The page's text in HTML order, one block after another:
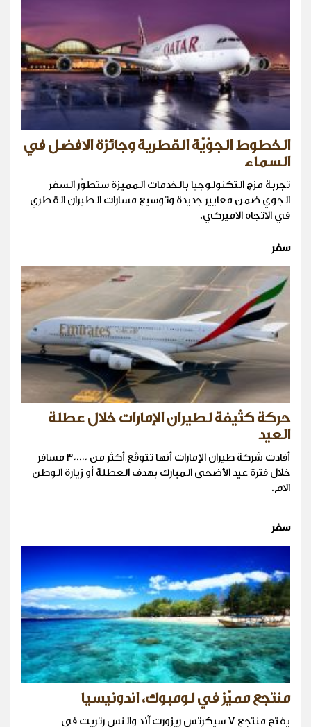
الخطوط الجوّيّة القطرية وجائزة الافضل في
السماء
تجربة مزج التكنولوجيا بالخدمات المميزة ستطوِّر السفر
الجوي ضمن معايير جديدة وتوسيع مسارات الطيران القطري
في الاتجاه الاميركي.
سفر
حركة كثيفة لطيران الإمارات خلال عطلة
العيد
أفادت شركة طيران الإمارات أنها تتوقّع أكثر من ٣٠٠٠٠٠ مسافر
خلال فترة عيد الأضحى المبارك بهدف العطلة أو زيارة الوطن
الام.
سفر
منتجع مميّز في لومبوك، اندونيسيا
يفتح منتجع ٧ سيكرتس ريزورت آند والنس رتريت في